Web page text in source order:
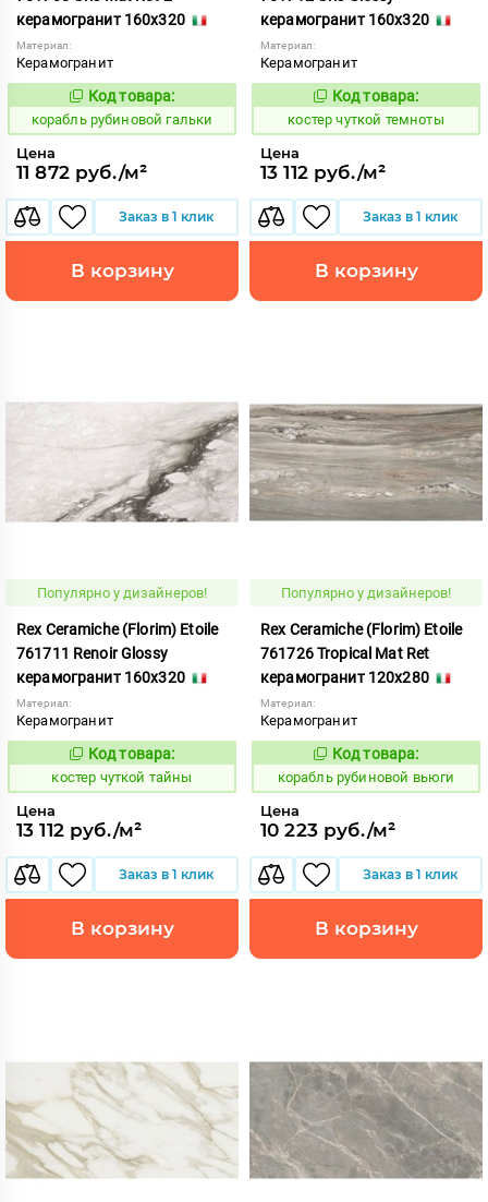
керамогранит 160x320
Материал:
Керамогранит
775515
Код товара:
корабль рубиновой гальки
Цена
11 872 руб./м²
Заказ в 1 клик
В корзину
керамогранит 160x320
Материал:
Керамогранит
811602
Код товара:
костер чуткой темноты
Цена
13 112 руб./м²
Заказ в 1 клик
В корзину
Популярно у дизайнеров!
Rex Ceramiche (Florim) Etoile
761711 Renoir Glossy
керамогранит 160x320
Материал:
Керамогранит
811601
Код товара:
костер чуткой тайны
Цена
13 112 руб./м²
Заказ в 1 клик
В корзину
Популярно у дизайнеров!
Rex Ceramiche (Florim) Etoile
761726 Tropical Mat Ret
керамогранит 120x280
Материал:
Керамогранит
775514
Код товара:
корабль рубиновой вьюги
Цена
10 223 руб./м²
Заказ в 1 клик
В корзину